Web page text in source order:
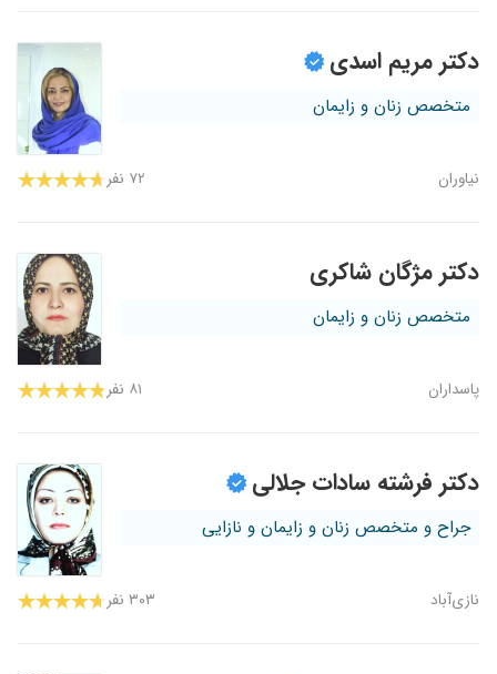
دکتر مریم اسدی
متخصص زنان و زایمان
نیاوران ۷۲ نفر
دکتر مژگان شاکری
متخصص زنان و زایمان
پاسداران ۸۱ نفر
دکتر فرشته سادات جلالی
جراح و متخصص زنان و زایمان و نازایی
نازی‌آباد ۳۰۳ نفر